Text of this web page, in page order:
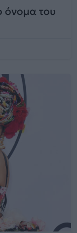
όνομα του